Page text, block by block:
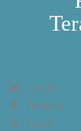
Linkedin
Facebook
Twitter